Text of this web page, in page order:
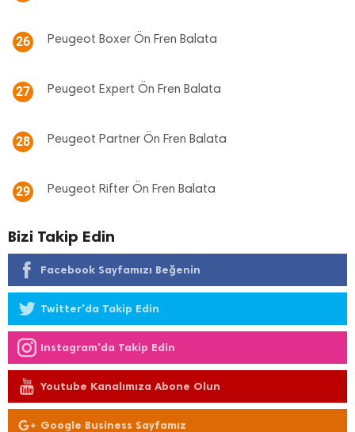
26 Peugeot Boxer Ön Fren Balata
27 Peugeot Expert Ön Fren Balata
28 Peugeot Partner Ön Fren Balata
29 Peugeot Rifter Ön Fren Balata
Bizi Takip Edin
Facebook Sayfamızı Beğenin
Twitter'da Takip Edin
Instagram'da Takip Edin
Youtube Kanalımıza Abone Olun
Google Business Sayfamız